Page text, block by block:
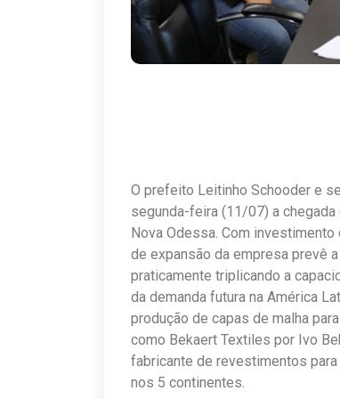
O prefeito Leitinho Schooder e
segunda-feira (11/07) a
Nova Odessa. Com
de expansão da empresa prevê
praticamente triplicando a
da demanda futura na América
produção de capas de malha
como Bekaert Textiles por Ivo
fabricante de revestimentos
nos 5 continentes.